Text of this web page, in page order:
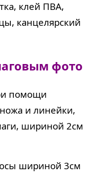
клей ПВА,
канцелярский
фото
помощи
и линейки,
шириной 2см
шириной 3см